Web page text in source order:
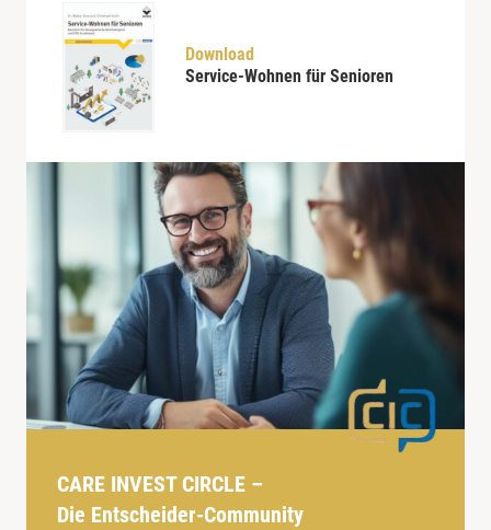
Download
Service-Wohnen für Senioren
CARE INVEST CIRCLE –
Die Entscheider-Community